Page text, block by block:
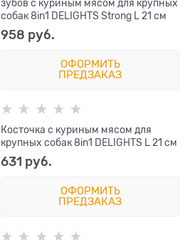
зубов с куриным мясом для крупных
собак 8in1 DELIGHTS Strong L 21 см
958 руб.
ОФОРМИТЬ
ПРЕДЗАКАЗ
Косточка с куриным мясом для
крупных собак 8in1 DELIGHTS L 21 см
631 руб.
ОФОРМИТЬ
ПРЕДЗАКАЗ